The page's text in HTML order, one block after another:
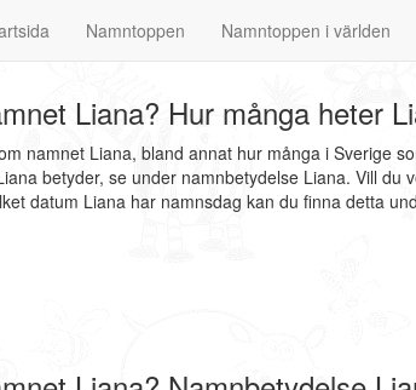
Namntoppen Namntoppen i världen
Liana? Hur många heter
namnet Liana, bland annat hur många i Sverige
betyder, se under namnbetydelse Liana. Vill
datum Liana har namnsdag kan du finna detta